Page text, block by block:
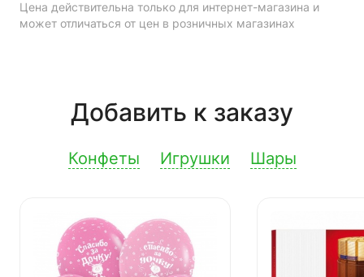
Цена действительна только для интернет-магазина и
может отличаться от цен в розничных магазинах
Добавить к заказу
Конфеты Игрушки Шары